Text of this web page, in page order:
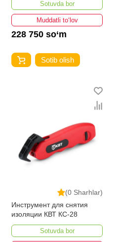
Sotuvda bor
Muddatli to‘lov
228 750 so‘m
Sotib olish
(0 Sharhlar)
Инструмент для снятия
изоляции КВТ КС-28
Sotuvda bor